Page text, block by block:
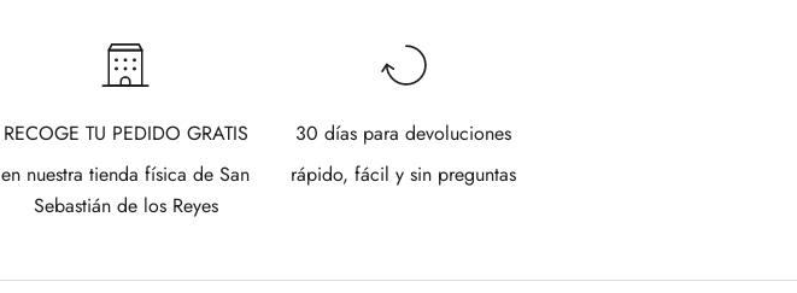
RECOGE TU PEDIDO GRATIS
en nuestra tienda física de San
Sebastián de los Reyes
30 días para devoluciones
rápido, fácil y sin preguntas